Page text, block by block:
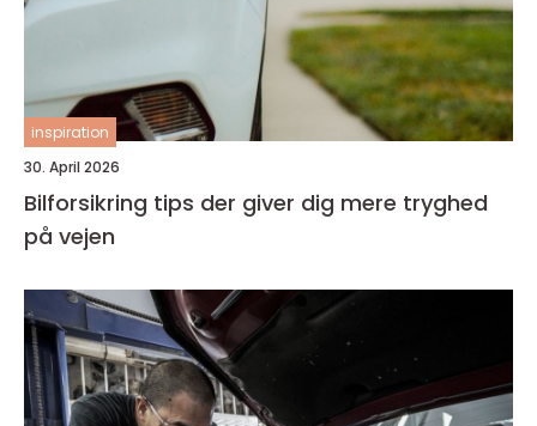
inspiration
30. April 2026
Bilforsikring tips der giver dig mere tryghed
på vejen